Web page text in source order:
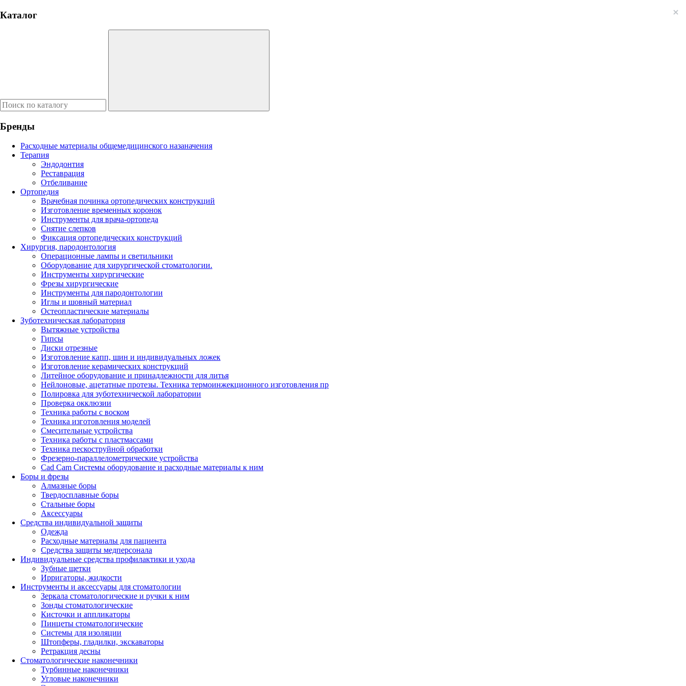
Каталог
Бренды
Расходные материалы общемедицинского назаначения
Терапия
Эндодонтия
Реставрация
Отбеливание
Ортопедия
Врачебная починка ортопедических конструкций
Изготовление временных коронок
Инструменты для врача-ортопеда
Снятие слепков
Фиксация ортопедических конструкций
Хирургия, пародонтология
Операционные лампы и светильники
Оборудование для хирургической стоматологии.
Инструменты хирургические
Фрезы хирургические
Инструменты для пародонтологии
Иглы и шовный материал
Остеопластические материалы
Зуботехническая лаборатория
Вытяжные устройства
Гипсы
Диски отрезные
Изготовление капп, шин и индивидуальных ложек
Изготовление керамических конструкций
Литейное оборудование и принадлежности для литья
Нейлоновые, ацетатные протезы. Техника термоинжекционного изготовления пр
Полировка для зуботехнической лаборатории
Проверка окклюзии
Техника работы с воском
Техника изготовления моделей
Смесительные устройства
Техника работы с пластмассами
Техника пескоструйной обработки
Фрезерно-параллелометрические устройства
Cad Cam Системы оборудование и расходные материалы к ним
Боры и фрезы
Алмазные боры
Твердосплавные боры
Стальные боры
Аксессуары
Средства индивидуальной защиты
Одежда
Расходные материалы для пациента
Средства защиты медперсонала
Индивидуальные средства профилактики и ухода
Зубные щетки
Ирригаторы, жидкости
Инструменты и аксессуары для стоматологии
Зеркала стоматологические и ручки к ним
Зонды стоматологические
Кисточки и аппликаторы
Пинцеты стоматологические
Системы для изоляции
Штопферы, гладилки, экскаваторы
Ретракция десны
Стоматологические наконечники
Турбинные наконечники
Угловые наконечники